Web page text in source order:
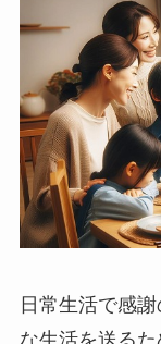
日常生活で感
な生活を送る